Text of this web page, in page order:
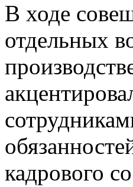
В ходе
отдельных
кадрового